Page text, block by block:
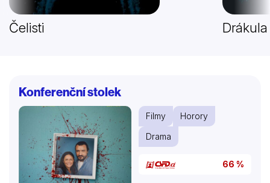
Čelisti Drákula
Konferenční stolek
Filmy
Horory
Drama
66 %